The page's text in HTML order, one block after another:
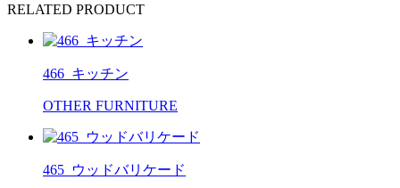
RELATED PRODUCT
466_キッチン
OTHER FURNITURE
465_ウッドバリケード